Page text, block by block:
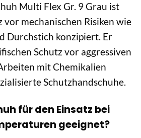
Multi Flex Gr. 9 Grau ist
vor mechanischen Risiken wie
Durchstich konzipiert. Er
Schutz vor aggressiven
mit Chemikalien
Schutzhandschuhe.
für den Einsatz bei
geeignet?